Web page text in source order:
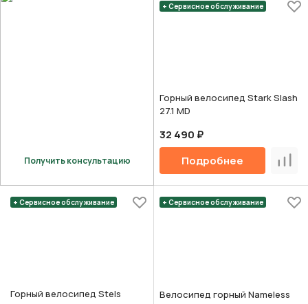
Получить консультацию
+ Сервисное обслуживание
Горный велосипед Stark Slash
27.1 MD
32 490 ₽
Подробнее
+ Сервисное обслуживание
Горный велосипед Stels
+ Сервисное обслуживание
Велосипед горный Nameless